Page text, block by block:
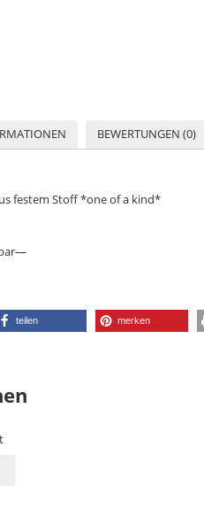
BEWERTUNGEN (0)
festem Stoff *one of a kind*
teilen merken